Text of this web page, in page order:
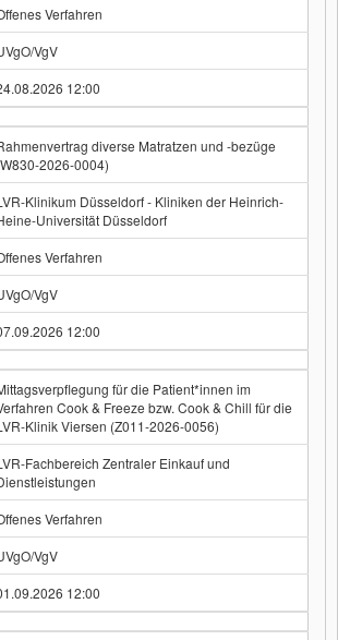
Verfahren
VgV
12:00
diverse Matratzen und -bezüge
2026-0004)
Klinikum Düsseldorf - Kliniken der Heinrich-
Universität Düsseldorf
Verfahren
VgV
12:00
für die Patient*innen im
Cook & Freeze bzw. Cook & Chill für die
Klinik Viersen (Z011-2026-0056)
Fachbereich Zentraler Einkauf und
Verfahren
VgV
12:00